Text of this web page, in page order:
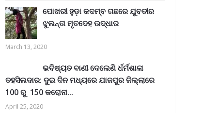
ପୋଖରୀ ହୁଡ଼ା କଦମ୍ବ ଗଛରେ ଯୁବତୀର
ଝୁଲନ୍ତା ମୃତଦେହ ଉଦ୍ଧାର
March 13, 2020
ଭବିଷ୍ୟତ ବାଣୀ ଦେଲେଣି ର୍ଧର୍ମଶାଳା
ତହସିଲଦାର: ଦୁଇ ଦିନ ମଧ୍ୟରେ ଯାଜପୁର ଜିଲ୍ଲାରେ
100 ରୁ 150 କରୋନା...
April 25, 2020